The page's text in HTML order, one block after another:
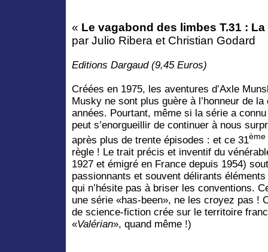
« Le vagabond des limbes T.31 :
par Julio Ribera et Christian Godard
Editions Dargaud (9,45 Euros)
Créées en 1975, les aventures d’Axle
Musky ne sont plus guère à l’honneur de
années. Pourtant, même si la série a
peut s’enorgueillir de continuer à nous
après plus de trente épisodes : et ce 31ème
règle ! Le trait précis et inventif du
1927 et émigré en France depuis 1954)
passionnants et souvent délirants
qui n’hésite pas à briser les conventions.
une série «has-been», ne les croyez pas !
de science-fiction crée sur le territoire
«Valérian», quand même !)